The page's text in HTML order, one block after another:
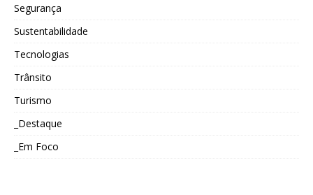
Segurança
Sustentabilidade
Tecnologias
Trânsito
Turismo
_Destaque
_Em Foco